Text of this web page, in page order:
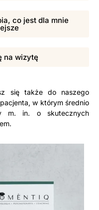
co jest dla mnie
na wizytę
się także do naszego
w którym średnio
m. in. o skutecznych